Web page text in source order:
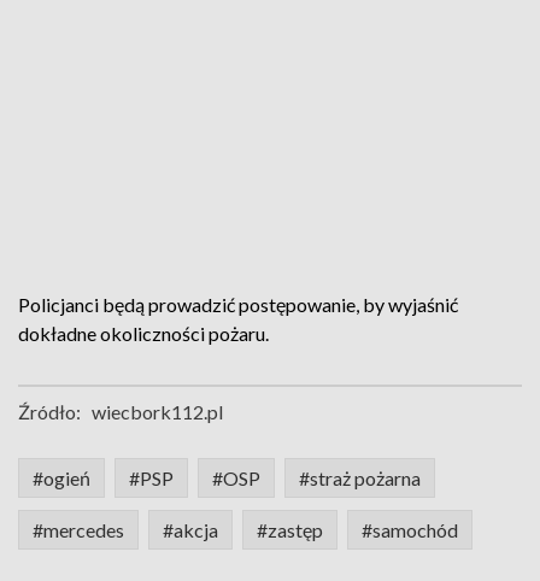
Policjanci będą prowadzić postępowanie, by wyjaśnić
dokładne okoliczności pożaru.
Źródło: wiecbork112.pl
#ogień #PSP #OSP #straż pożarna
#mercedes #akcja #zastęp #samochód